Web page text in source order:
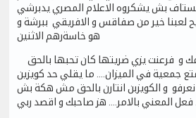
بش يشكروه الاعلام المصري يدبرشي
لعبنا خير من صفاقس و الافريقي ببرشة و
هو خاسةرهم الاثنين
و فرعنت يزي ضريتها كان تحبها بالحق
متع جمعية في الميزان…. ما يقلي حد كويزين
نعرفو و الكويزبن انتارن بالحق مش هكة بش
المعني بالامر…. هز صاحبك و اقصد ربي